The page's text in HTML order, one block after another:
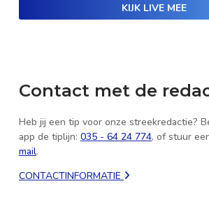
KIJK LIVE MEE
Contact met de
Heb jij een tip voor onze streekredactie?
app de tiplijn: 035 - 64 24 774, of stuur
mail.
CONTACTINFORMATIE